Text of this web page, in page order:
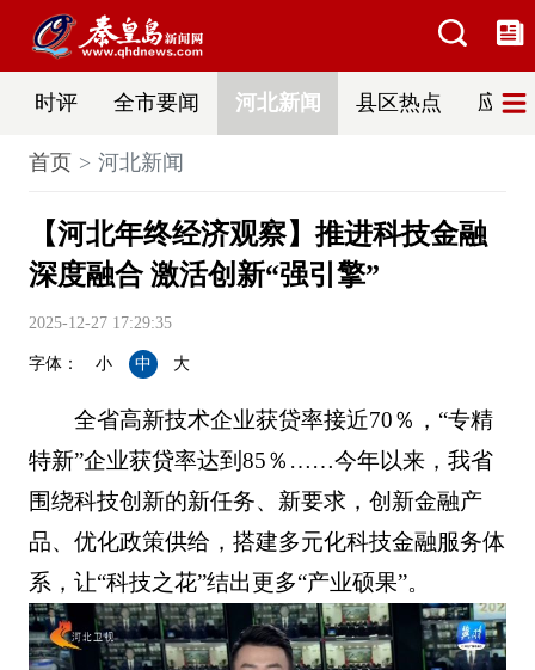
时评 全市要闻 河北新闻 县区热点 应急
首页 河北新闻
【河北年终经济观察】推进科技金融
深度融合 激活创新“强引擎”
2025-12-27 17:29:35
字体： 小 中 大
全省高新技术企业获贷率接近70％，“专精
特新”企业获贷率达到85％……今年以来，我省
围绕科技创新的新任务、新要求，创新金融产
品、优化政策供给，搭建多元化科技金融服务体
系，让“科技之花”结出更多“产业硕果”。